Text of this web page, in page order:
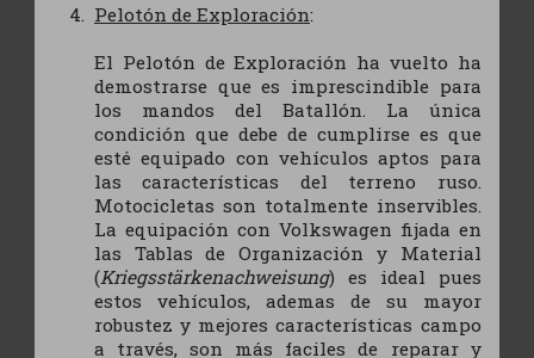
Pelotón de Exploración:
El Pelotón de Exploración ha vuelto ha
demostrarse que es imprescindible para
los mandos del Batallón. La única
condición que debe de cumplirse es que
esté equipado con vehículos aptos para
las características del terreno ruso.
Motocicletas son totalmente inservibles.
La equipación con Volkswagen fijada en
las Tablas de Organización y Material
(Kriegsstärkenachweisung) es ideal pues
estos vehículos, ademas de su mayor
robustez y mejores características campo
a través, son más faciles de reparar y